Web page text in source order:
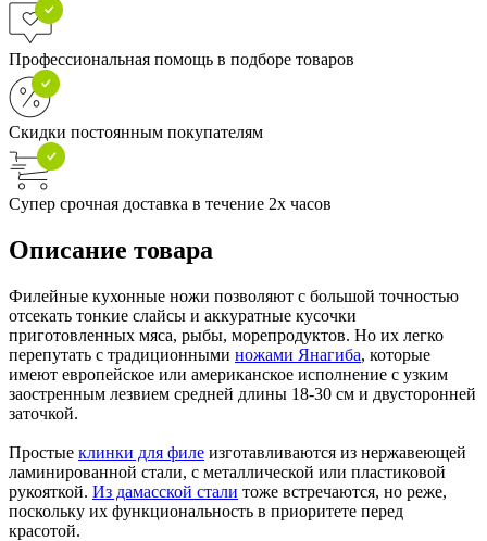
Профессиональная помощь в подборе товаров
Скидки постоянным покупателям
Супер срочная доставка в течение 2х часов
Описание товара
Филейные кухонные ножи позволяют с большой точностью
отсекать тонкие слайсы и аккуратные кусочки
приготовленных мяса, рыбы, морепродуктов. Но их легко
перепутать с традиционными ножами Янагиба, которые
имеют европейское или американское исполнение с узким
заостренным лезвием средней длины 18-30 см и двусторонней
заточкой.
Простые клинки для филе изготавливаются из нержавеющей
ламинированной стали, с металлической или пластиковой
рукояткой. Из дамасской стали тоже встречаются, но реже,
поскольку их функциональность в приоритете перед
красотой.